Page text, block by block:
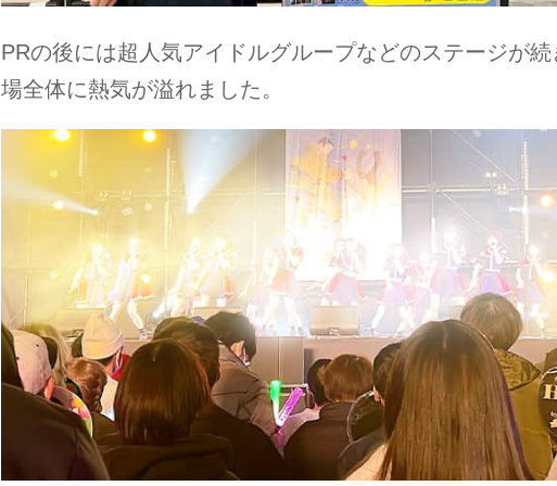
PRの後には超人気アイドルグループなどのステージが
場全体に熱気が溢れました。